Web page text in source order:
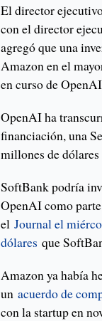
El director
con el director
agregó que una
Amazon en el
en curso de
OpenAI ha
financiación, una
millones de
SoftBank podría
OpenAI como
elJournal el
dólares que
Amazon ya había
unacuerdo de
con la startup en